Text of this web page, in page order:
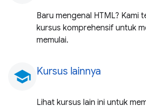
Baru mengenal HTML? Kami
kursus komprehensif untuk
memulai.
school Kursus lainnya
Lihat kursus lain ini untuk